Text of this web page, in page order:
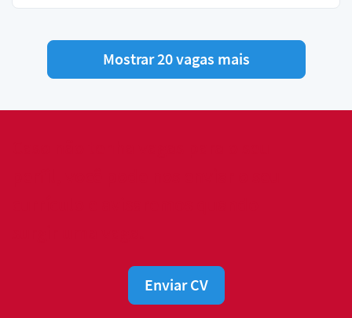
Mostrar 20 vagas mais
Enviar CV